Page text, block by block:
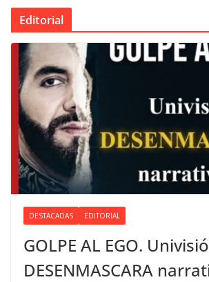
Editorial
DESTACADAS EDITORIAL
GOLPE AL EGO.
DESENMASCARA